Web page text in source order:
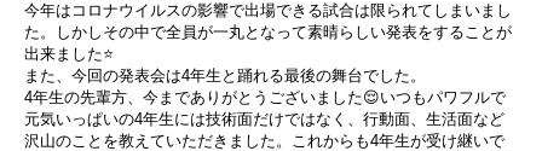
今年はコロナウイルスの影響で出場できる試合は限られてしまいまし
た。しかしその中で全員が一丸となって素晴らしい発表をすることが
出来ました⭐️
また、今回の発表会は4年生と踊れる最後の舞台でした。
4年生の先輩方、今までありがとうございました😌いつもパワフルで
元気いっぱいの4年生には技術面だけではなく、行動面、生活面など
沢山のことを教えていただきました。これからも4年生が受け継いで